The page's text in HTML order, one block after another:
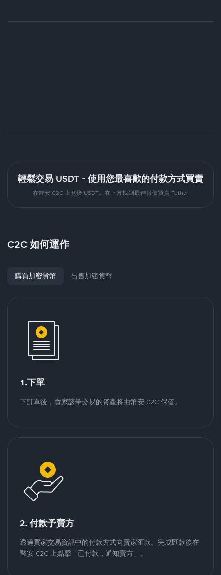
輕鬆交易 USDT - 使用您最喜歡的付款方式買賣
在幣安 C2C 上兌換 USDT。在下方找到最佳報價買賣 Tether
C2C 如何運作
購買加密貨幣 出售加密貨幣
1.下單
下訂單後，賣家該筆交易的資產將由幣安 C2C 保管。
2. 付款予賣方
透過買家交易資訊中的付款方式向賣家匯款。完成匯款後在
幣安 C2C 上點擊「已付款，通知賣方」。